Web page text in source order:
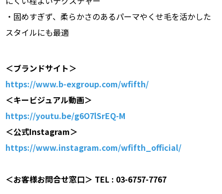
・固めすぎず、柔らかさのあるパーマやくせ毛を活かした
スタイルにも最適
＜ブランドサイト＞
https://www.b-exgroup.com/wfifth/
＜キービジュアル動画＞
https://youtu.be/g6O7lSrEQ-M
＜公式Instagram＞
https://www.instagram.com/wfifth_official/
＜お客様お問合せ窓口＞ TEL : 03-6757-7767